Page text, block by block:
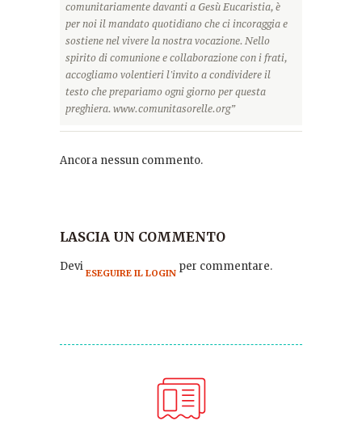
comunitariamente davanti a Gesù Eucaristia, è
per noi il mandato quotidiano che ci incoraggia e
sostiene nel vivere la nostra vocazione. Nello
spirito di comunione e collaborazione con i frati,
accogliamo volentieri l'invito a condividere il
testo che prepariamo ogni giorno per questa
preghiera. www.comunitasorelle.org”
Ancora nessun commento.
LASCIA UN COMMENTO
Devi ESEGUIRE IL LOGIN per commentare.